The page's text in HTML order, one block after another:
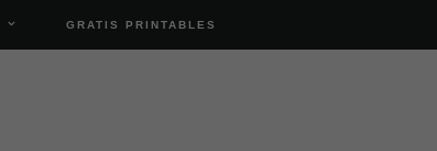
GRATIS PRINTABLES